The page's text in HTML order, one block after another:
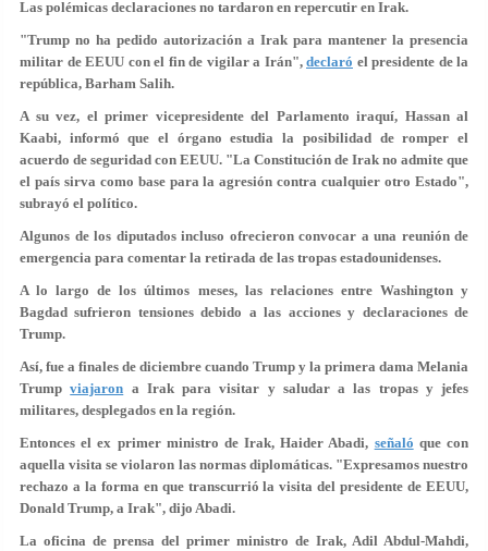
Las polémicas declaraciones no tardaron en repercutir en Irak.
"Trump no ha pedido autorización a Irak para mantener la presencia
militar de EEUU con el fin de vigilar a Irán", declaró el presidente de la
república, Barham Salih.
A su vez, el primer vicepresidente del Parlamento iraquí, Hassan al
Kaabi, informó que el órgano estudia la posibilidad de romper el
acuerdo de seguridad con EEUU. "La Constitución de Irak no admite que
el país sirva como base para la agresión contra cualquier otro Estado",
subrayó el político.
Algunos de los diputados incluso ofrecieron convocar a una reunión de
emergencia para comentar la retirada de las tropas estadounidenses.
A lo largo de los últimos meses, las relaciones entre Washington y
Bagdad sufrieron tensiones debido a las acciones y declaraciones de
Trump.
Así, fue a finales de diciembre cuando Trump y la primera dama Melania
Trumpviajaron a Irak para visitar y saludar a las tropas y jefes
militares, desplegados en la región.
Entonces el ex primer ministro de Irak, Haider Abadi, señaló que con
aquella visita se violaron las normas diplomáticas. "Expresamos nuestro
rechazo a la forma en que transcurrió la visita del presidente de EEUU,
Donald Trump, a Irak", dijo Abadi.
La oficina de prensa del primer ministro de Irak, Adil Abdul-Mahdi,